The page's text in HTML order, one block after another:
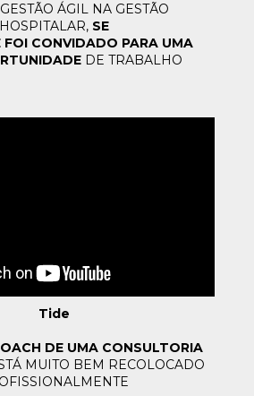
ÁGIL NA GESTÃO
HOSPITALAR, SE
FOI CONVIDADO PARA UMA
DE TRABALHO
Tide
DE UMA CONSULTORIA
MUITO BEM RECOLOCADO